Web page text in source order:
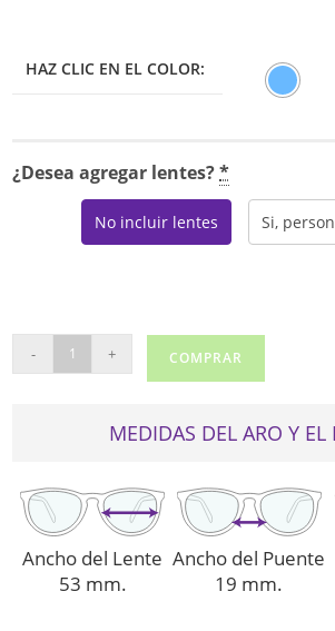
HAZ CLIC EN EL COLOR:
¿Desea agregar lentes?*
No incluir lentes Si,
E92310
- + COMPRAR
MEDIDAS DEL ARO Y EL
Ancho del Lente
53 mm.
Ancho del Puente
19 mm.